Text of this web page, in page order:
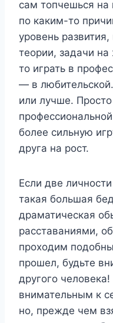
сам топчешься
по каким-то
уровень
теории, задачи
то играть в
— в
или лучше.
более сильную
друга на рост.
Если две
такая большая
драматическая
расставаниями,
проходим
прошел, будьте
другого
внимательным к
но, прежде чем